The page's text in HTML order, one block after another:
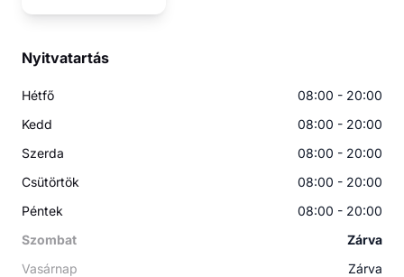
Nyitvatartás
Hétfő
08:00 - 20:00
Kedd
08:00 - 20:00
Szerda
08:00 - 20:00
Csütörtök
08:00 - 20:00
Péntek
08:00 - 20:00
Szombat
Zárva
Vasárnap
Zárva